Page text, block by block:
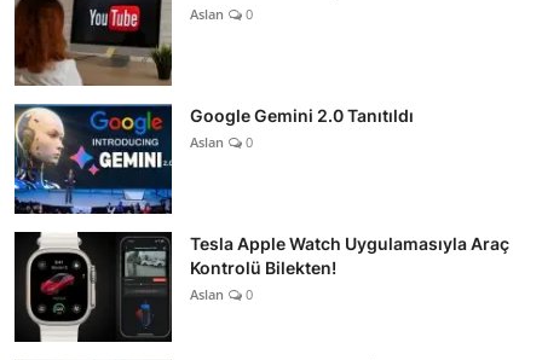
Aslan 0
Google Gemini 2.0 Tanıtıldı
Aslan 0
Tesla Apple Watch Uygulamasıyla Araç
Kontrolü Bilekten!
Aslan 0